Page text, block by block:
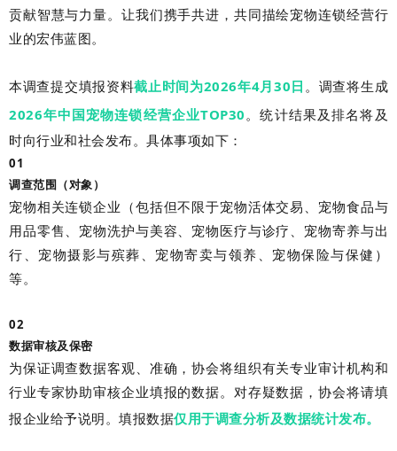
贡献智慧与力量。让我们携手共进，共同描绘宠物连锁经营行
业的宏伟蓝图。
本调查提交填报资料截止时间为2026年4月30日 。调查将生成
2026年中国宠物连锁经营企业TOP30 。统计结果及排名将及
时向行业和社会发布。具体事项如下：
01
调查范围（对象）
宠物相关连锁企业（包括但不限于宠物活体交易、宠物食品与
用品零售、宠物洗护与美容、宠物医疗与诊疗、宠物寄养与出
行、宠物摄影与殡葬、宠物寄卖与领养、宠物保险与保健）
等。
02
数据审核及保密
为保证调查数据客观、准确，协会将组织有关专业审计机构和
行业专家协助审核企业填报的数据。对存疑数据，协会将请填
报企业给予说明。填报数据仅用于调查分析及数据统计发布。